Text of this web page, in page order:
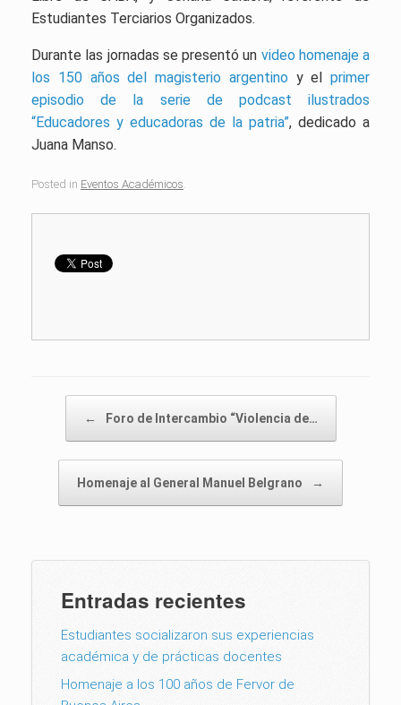
Estudiantes Terciarios Organizados.
Durante las jornadas se presentó un video homenaje a
los 150 años del magisterio argentino y el primer
episodio de la serie de podcast ilustrados
“Educadores y educadoras de la patria”, dedicado a
Juana Manso.
Posted in Eventos Académicos
← Foro de Intercambio “Violencia de…
Homenaje al General Manuel Belgrano →
Entradas recientes
Estudiantes socializaron sus experiencias
académica y de prácticas docentes
Homenaje a los 100 años de Fervor de